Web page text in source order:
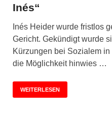
Inés“
Inés Heider wurde fristlos
Gericht. Gekündigt wurde
Kürzungen bei Sozialem
die Möglichkeit hinwies …
WEITERLESEN